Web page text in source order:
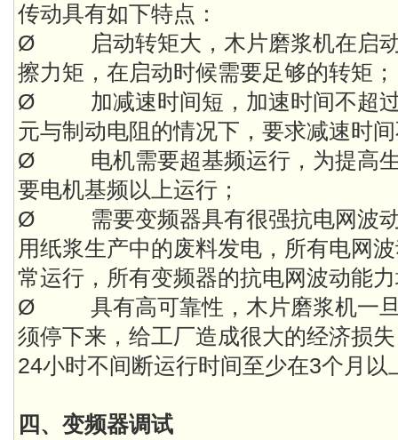
传动具有如下特点：
Ø 启动转矩大，木片磨浆机在启动
擦力矩，在启动时候需要足够的转矩；
Ø 加减速时间短，加速时间不超过
元与制动电阻的情况下，要求减速时
Ø 电机需要超基频运行，为提高生
要电机基频以上运行；
Ø 需要变频器具有很强抗电网波动
用纸浆生产中的废料发电，所有电网
常运行，所有变频器的抗电网波动能
Ø 具有高可靠性，木片磨浆机一旦
须停下来，给工厂造成很大的经济损
24小时不间断运行时间至少在3个月以
四、变频器调试